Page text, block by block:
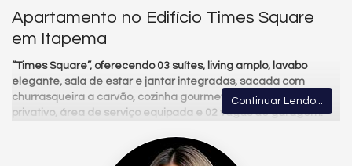
Apartamento no Edifício Times Square
em Itapema
“Times Square”, oferecendo 03 suítes, living amplo, lavabo
elegante, sala de estar e jantar integradas, sacada com
churrasqueira a carvão, cozinha gourmet, espaço gourmet
privativo, área de serviço equipada e 02 vagas de garagem.
Hall de entrada mobiliado e decorado,
portaria 24 h com sistema de segurança moderno (circuito
Continuar Lendo...